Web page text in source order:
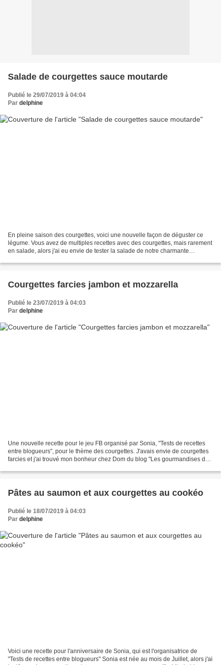
Salade de courgettes sauce moutarde
Publié le 29/07/2019 à 04:04
Par delphine
En pleine saison des courgettes, voici une nouvelle façon de déguster ce
légume. Vous avez de multiples recettes avec des courgettes, mais rarement
en salade, alors j'ai eu envie de tester la salade de notre charmante
Courgettes farcies jambon et mozzarella
Publié le 23/07/2019 à 04:03
Par delphine
Une nouvelle recette pour le jeu FB organisé par Sonia, "Tests de recettes
entre blogueurs", pour le thème des courgettes. J'avais envie de courgettes
farcies et j'ai trouvé mon bonheur chez Dom du blog "Les gourmandises de
Pâtes au saumon et aux courgettes au cookéo
Publié le 18/07/2019 à 04:03
Par delphine
Voici une recette pour l'anniversaire de Sonia, qui est l'organisatrice de
"Tests de recettes entre blogueurs" Sonia est née au mois de Juillet, alors j'ai